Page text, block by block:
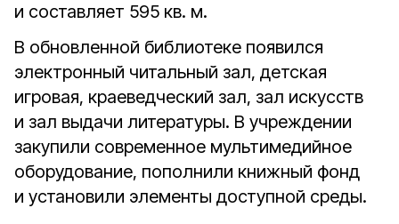
и составляет 595 кв. м.
В обновленной библиотеке появился
электронный читальный зал, детская
игровая, краеведческий зал, зал искусств
и зал выдачи литературы. В учреждении
закупили современное мультимедийное
оборудование, пополнили книжный фонд
и установили элементы доступной среды.